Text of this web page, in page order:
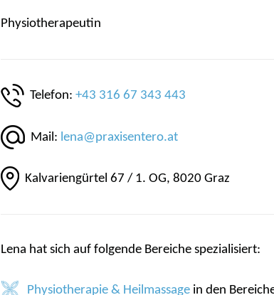
Physiotherapeutin
Telefon: +43 316 67 343 443
Mail: lena@praxisentero.at
Kalvariengürtel 67 / 1. OG, 8020 Graz
Lena hat sich auf folgende Bereiche spezialisiert:
Physiotherapie & Heilmassage in den